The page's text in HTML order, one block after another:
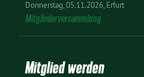
Donnerstag 05.11.2026 Erfurt
Mitgliederversammlung
Mitglied werden